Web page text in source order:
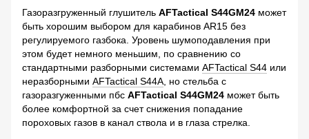
Газоразгруженный глушитель AFTactical S44GM24 может
быть хорошим выбором для карабинов AR15 без
регулируемого газбока. Уровень шумоподавления при
этом будет немного меньшим, по сравнению со
стандартными разборными системами AFTactical S44 или
неразборными AFTactical S44А , но стельба с
газоразгуженными пбс AFTactical S44GM24 может быть
более комфортной за счет снижения попадание
пороховых газов в канал ствола и в глаза стрелка.